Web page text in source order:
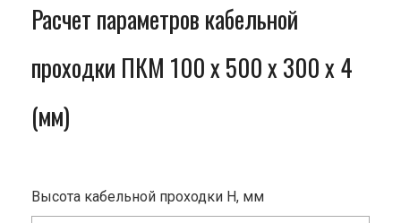
Расчет параметров кабельной
проходки ПКМ 100 x 500 x 300 x 4
(мм)
Высота кабельной проходки H, мм